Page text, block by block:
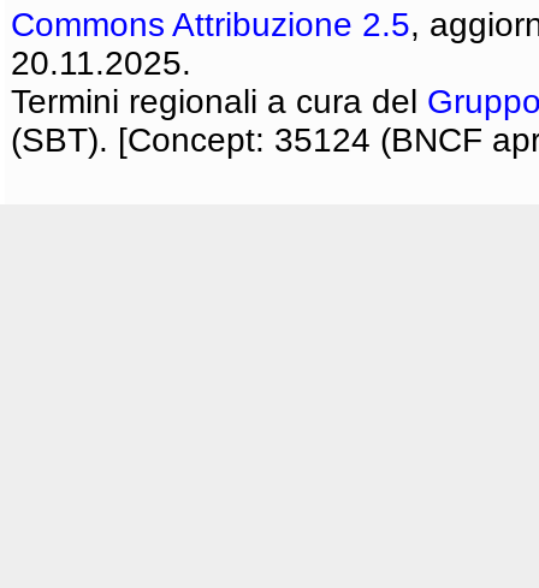
Commons Attribuzione 2.5,
20.11.2025.
Termini regionali a cura del
(SBT). [Concept: 35124 (BNCF